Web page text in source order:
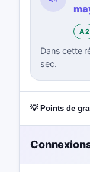
A2
Dans cette
sec.
💡 Points de